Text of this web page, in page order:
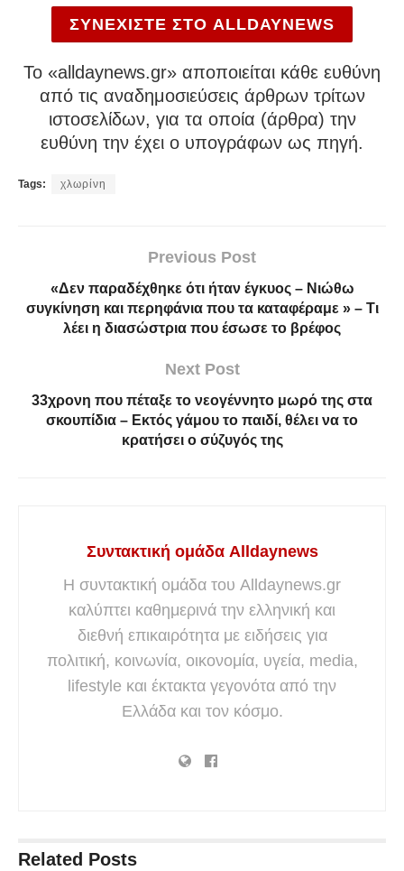
ΣΥΝΕΧΙΣΤΕ ΣΤΟ ALLDAYNEWS
To «alldaynews.gr» αποποιείται κάθε ευθύνη
από τις αναδημοσιεύσεις άρθρων τρίτων
ιστοσελίδων, για τα οποία (άρθρα) την
ευθύνη την έχει ο υπογράφων ως πηγή.
Tags: χλωρίνη
Previous Post
«Δεν παραδέχθηκε ότι ήταν έγκυος – Νιώθω
συγκίνηση και περηφάνια που τα καταφέραμε » – Τι
λέει η διασώστρια που έσωσε το βρέφος
Next Post
33χρονη που πέταξε το νεογέννητο μωρό της στα
σκουπίδια – Εκτός γάμου το παιδί, θέλει να το
κρατήσει ο σύζυγός της
Συντακτική ομάδα Alldaynews
Η συντακτική ομάδα του Alldaynews.gr
καλύπτει καθημερινά την ελληνική και
διεθνή επικαιρότητα με ειδήσεις για
πολιτική, κοινωνία, οικονομία, υγεία, media,
lifestyle και έκτακτα γεγονότα από την
Ελλάδα και τον κόσμο.
Related Posts